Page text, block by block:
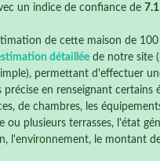
un indice de confiance de
de cette maison de 100
détaillée de notre site
permettant d'effectuer
en renseignant certains
de chambres, les
plusieurs terrasses, l'état
l'environnement, le montant